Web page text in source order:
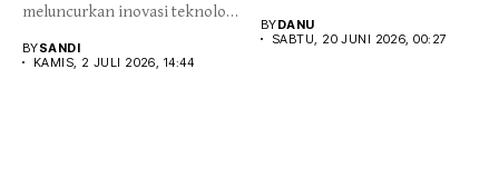
meluncurkan inovasi teknologi
BYSANDI
KAMIS, 2 JULI 2026, 14:44
BYDANU
SABTU, 20 JUNI 2026, 00:27